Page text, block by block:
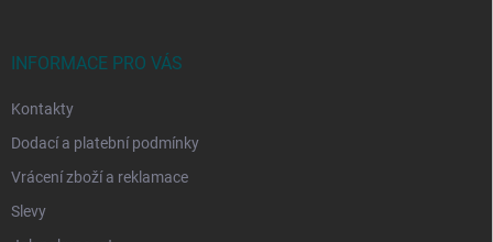
INFORMACE PRO VÁS
Kontakty
Dodací a platební podmínky
Vrácení zboží a reklamace
Slevy